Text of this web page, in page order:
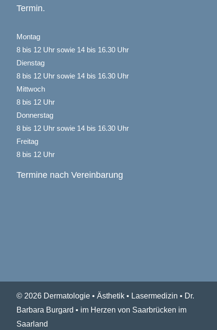
Termin.
Montag
8 bis 12 Uhr sowie 14 bis 16.30 Uhr
Dienstag
8 bis 12 Uhr sowie 14 bis 16.30 Uhr
Mittwoch
8 bis 12 Uhr
Donnerstag
8 bis 12 Uhr sowie 14 bis 16.30 Uhr
Freitag
8 bis 12 Uhr
Termine nach Vereinbarung
© 2026 Dermatologie • Ästhetik • Lasermedizin • Dr.
Barbara Burgard • im Herzen von Saarbrücken im
Saarland